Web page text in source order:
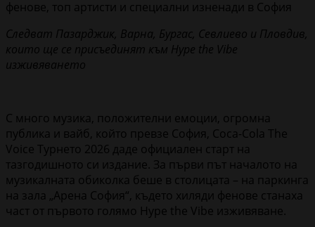
Следват Пазарджик, Варна, Бургас, Севлиево и Пловдив,
които ще се присъединят към Hype the Vibe
изживяването
С много музика, положителни емоции, огромна
публика и вайб, който превзе София, Coca-Cola The
Voice Турнето 2026 даде официален старт на
тазгодишното си издание. За първи път началото на
музикалната обиколка беше в столицата – на паркинга
на зала „Арена София“, където хиляди фенове станаха
част от първото голямо Hype the Vibe изживяване.